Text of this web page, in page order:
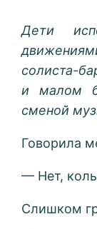
Дети
солиста-
и малом
сменой
Говорила
— Нет,
Слишком